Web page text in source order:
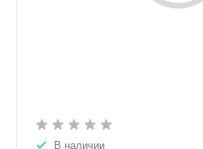
В наличии